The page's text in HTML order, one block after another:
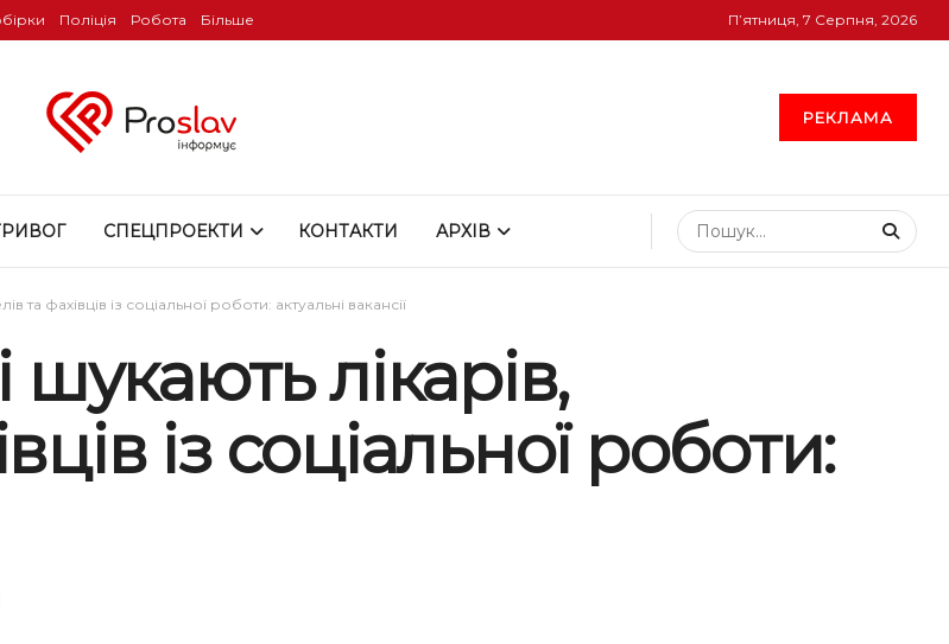
Поліція Робота Більше П’ятниця, 7 Серпня, 2026
РЕКЛАМА
СПЕЦПРОЕКТИ КОНТАКТИ АРХІВ
та фахівців із соціальної роботи: актуальні вакансії
лікарів,
із соціальної роботи: